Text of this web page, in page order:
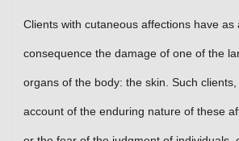
Clients with cutaneous affections have as
consequence the damage of one of the
organs of the body: the skin. Such clients,
account of the enduring nature of these